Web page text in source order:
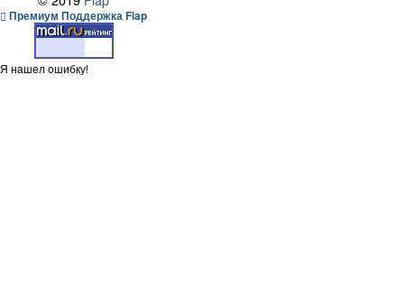
Премиум Поддержка Flap
Я нашел ошибку!